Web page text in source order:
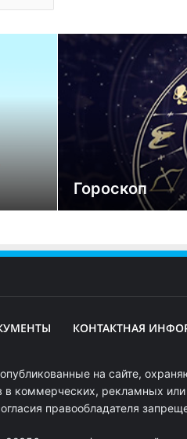
Гороскоп
КОНТАКТНАЯ
на сайте,
в коммерческих, рекламных
правообладателя